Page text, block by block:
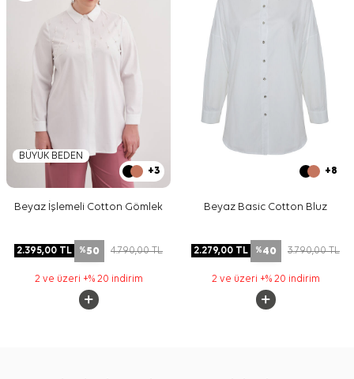
BÜYÜK BEDEN
+3
Beyaz İşlemeli Cotton Gömlek
2.395,00 TL %50 4.790,00TL
2 ve üzeri +% 20 indirim
+8
Beyaz Basic Cotton Bluz
2.279,00 TL %40 3.790,00TL
2 ve üzeri +% 20 indirim